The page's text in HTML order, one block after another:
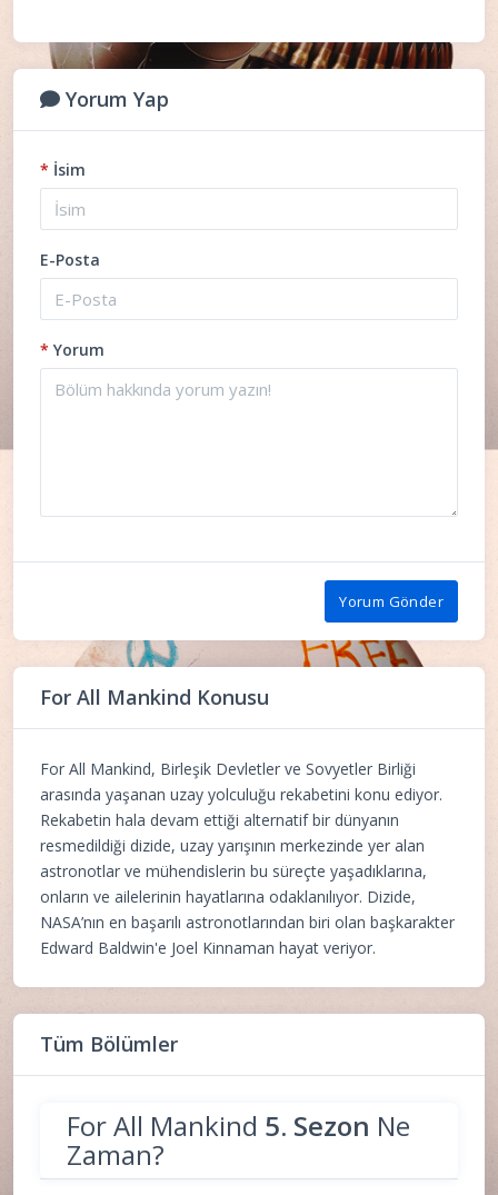
Yorum Yap
* İsim
E-Posta
* Yorum
Yorum Gönder
For All Mankind Konusu
For All Mankind, Birleşik Devletler ve Sovyetler Birliği
arasında yaşanan uzay yolculuğu rekabetini konu ediyor.
Rekabetin hala devam ettiği alternatif bir dünyanın
resmedildiği dizide, uzay yarışının merkezinde yer alan
astronotlar ve mühendislerin bu süreçte yaşadıklarına,
onların ve ailelerinin hayatlarına odaklanılıyor. Dizide,
NASA’nın en başarılı astronotlarından biri olan başkarakter
Edward Baldwin'e Joel Kinnaman hayat veriyor.
Tüm Bölümler
For All Mankind 5. Sezon Ne
Zaman?